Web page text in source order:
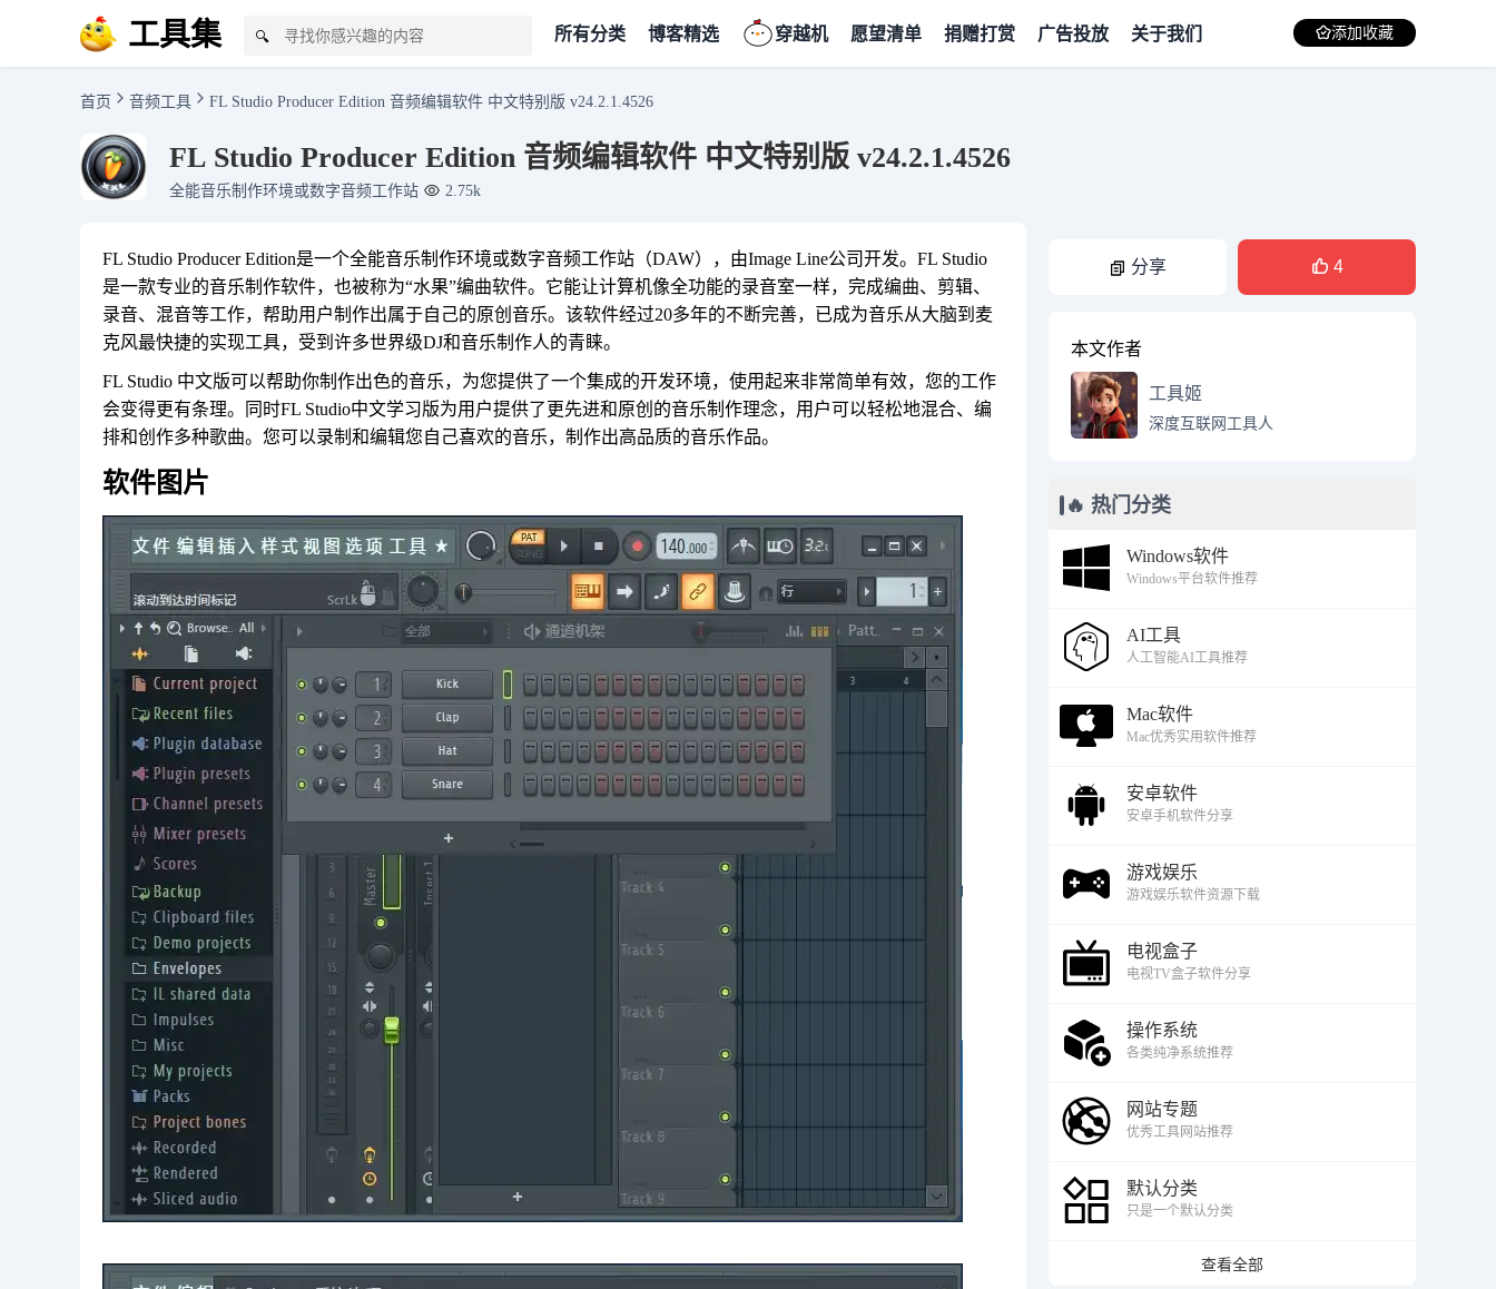
工具集 🔍 所有分类 博客精选 穿越机 愿望清单 捐赠打赏 广告投放 关于我们 添加收藏
首页 音频工具 FL Studio Producer Edition 音频编辑软件 中文特别版 v24.2.1.4526
FL Studio Producer Edition 音频编辑软件 中文特别版 v24.2.1.4526
全能音乐制作环境或数字音频工作站 2.75k
FL Studio Producer Edition是一个全能音乐制作环境或数字音频工作站（DAW），由Image Line公司开发。FL Studio
是一款专业的音乐制作软件，也被称为“水果”编曲软件。它能让计算机像全功能的录音室一样，完成编曲、剪辑、
录音、混音等工作，帮助用户制作出属于自己的原创音乐。该软件经过20多年的不断完善，已成为音乐从大脑到麦
克风最快捷的实现工具，受到许多世界级DJ和音乐制作人的青睐。
FL Studio 中文版可以帮助你制作出色的音乐，为您提供了一个集成的开发环境，使用起来非常简单有效，您的工作
会变得更有条理。同时FL Studio中文学习版为用户提供了更先进和原创的音乐制作理念，用户可以轻松地混合、编
排和创作多种歌曲。您可以录制和编辑您自己喜欢的音乐，制作出高品质的音乐作品。
软件图片
分享 4
本文作者
工具姬
深度互联网工具人
🔥 热门分类
Windows软件
Windows平台软件推荐
AI工具
人工智能AI工具推荐
Mac软件
Mac优秀实用软件推荐
安卓软件
安卓手机软件分享
游戏娱乐
游戏娱乐软件资源下载
电视盒子
电视TV盒子软件分享
操作系统
各类纯净系统推荐
网站专题
优秀工具网站推荐
默认分类
只是一个默认分类
查看全部